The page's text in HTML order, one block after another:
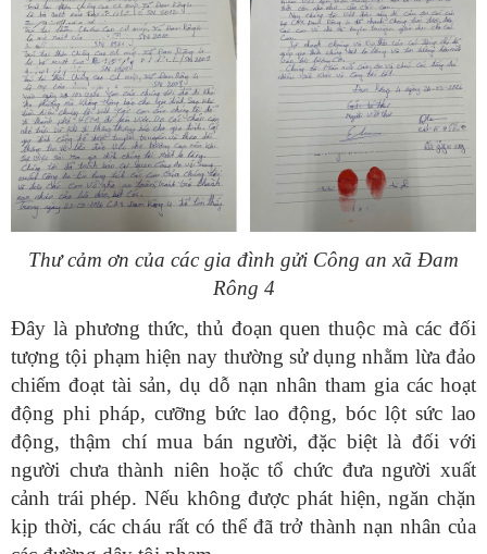
Thư cảm ơn của các gia đình gửi Công an xã Đam
Rông 4
Đây là phương thức, thủ đoạn quen thuộc mà các đối
tượng tội phạm hiện nay thường sử dụng nhằm lừa đảo
chiếm đoạt tài sản, dụ dỗ nạn nhân tham gia các hoạt
động phi pháp, cưỡng bức lao động, bóc lột sức lao
động, thậm chí mua bán người, đặc biệt là đối với
người chưa thành niên hoặc tổ chức đưa người xuất
cảnh trái phép. Nếu không được phát hiện, ngăn chặn
kịp thời, các cháu rất có thể đã trở thành nạn nhân của